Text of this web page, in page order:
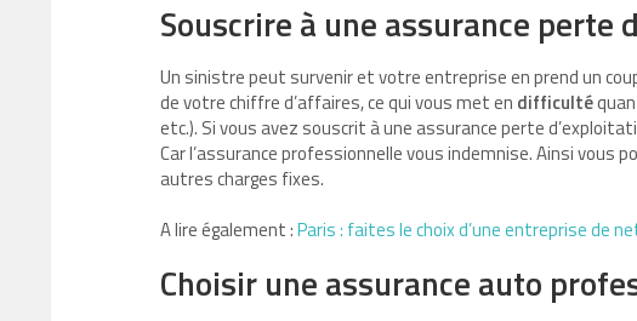
Souscrire à une assurance perte
Un sinistre peut survenir et votre entreprise en prend un
de votre chiffre d’affaires, ce qui vous met en difficulté
etc.). Si vous avez souscrit à une assurance perte
Car l’assurance professionnelle vous indemnise. Ainsi vous
autres charges fixes.
A lire également :Paris : faites le choix d’une entreprise de
Choisir une assurance auto